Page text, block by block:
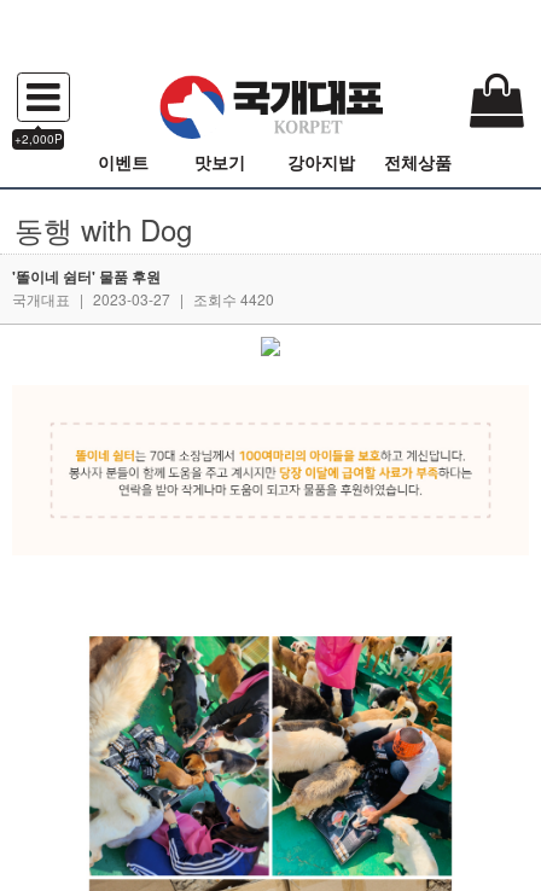
+2,000P
이벤트 맛보기 강아지밥 전체상품
동행 with Dog
'똘이네 쉼터' 물품 후원
국개대표 | 2023-03-27 | 조회수 4420